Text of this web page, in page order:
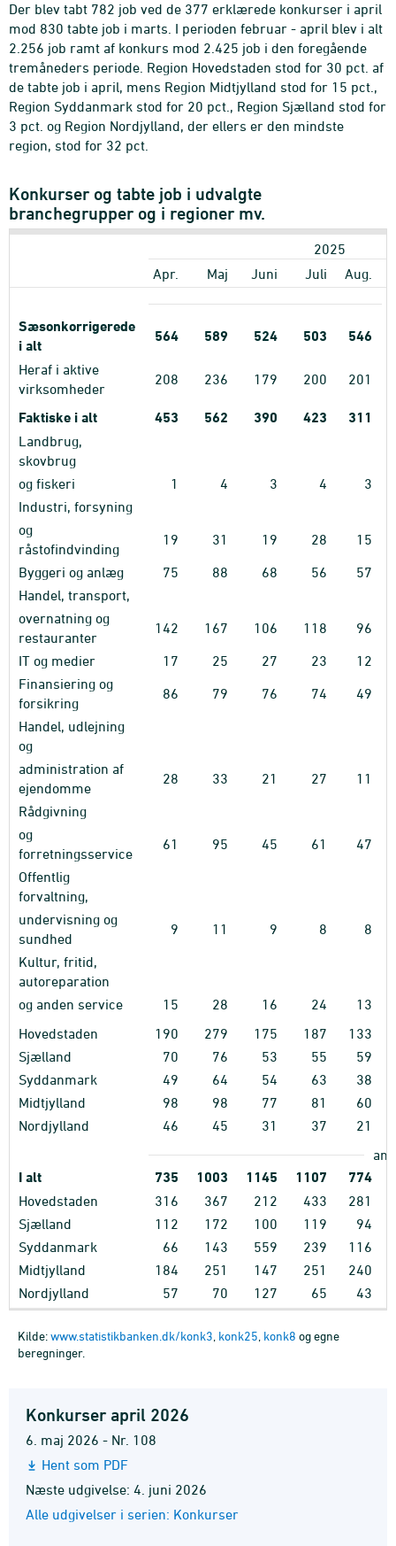
Der blev tabt 782 job ved de 377 erklærede konkurser i april
mod 830 tabte job i marts. I perioden februar - april blev i alt
2.256 job ramt af konkurs mod 2.425 job i den foregående
tremåneders periode. Region Hovedstaden stod for 30 pct. af
de tabte job i april, mens Region Midtjylland stod for 15 pct.,
Region Syddanmark stod for 20 pct., Region Sjælland stod for
3 pct. og Region Nordjylland, der ellers er den mindste
region, stod for 32 pct.
Konkurser og tabte job i udvalgte
branchegrupper og i regioner mv.
2025
Apr.
Maj Juni Juli Aug.
Sæsonkorrigerede
i alt
564 589 524 503 546
Heraf i aktive
virksomheder
208 236 179 200 201
Faktiske i alt 453 562 390 423 311
Landbrug,
skovbrug
og fiskeri
1 4 3 4
3
Industri, forsyning
og
råstofindvinding
19 31 19 28 15
Byggeri og anlæg 75 88 68 56
57
Handel, transport,
overnatning og
restauranter
142 167 106 118 96
IT og medier 17 25 27 23
12
Finansiering og
forsikring
86 79 76 74 49
Handel, udlejning
og
administration af
ejendomme
28 33 21 27 11
Rådgivning
og
forretningsservice
61 95 45 61 47
Offentlig
forvaltning,
undervisning og
sundhed
9 11 9 8 8
Kultur, fritid,
autoreparation
og anden service
15 28 16 24
13
Hovedstaden
190 279 175 187
133
Sjælland
70 76 53 55
59
Syddanmark
49 64 54 63
38
Midtjylland
98 98 77 81
60
Nordjylland
46 45 31 37
21
I alt 735 1003 1145 1107 774
Hovedstaden 316 367 212 433
281
Sjælland
112 172 100 119
94
Syddanmark
66 143 559 239
116
Midtjylland
184 251 147 251
240
Nordjylland
57 70 127 65 43
Kilde:www.statistikbanken.dk/konk3 konk25 konk8 og egne
beregninger.
Konkurser april 2026
6. maj 2026 - Nr. 108
Hent som PDF
Næste udgivelse: 4. juni 2026
Alle udgivelser i serien: Konkurser